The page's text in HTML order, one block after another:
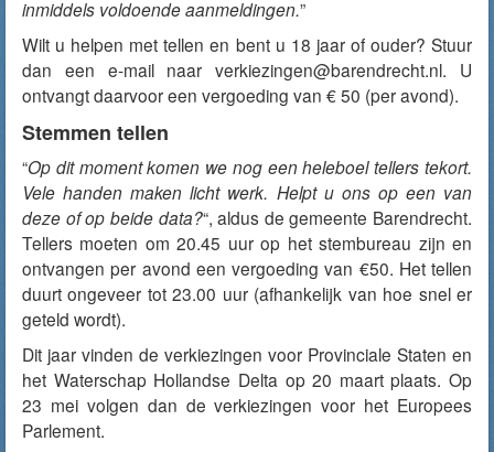
inmiddels voldoende aanmeldingen.”
Wilt u helpen met tellen en bent u 18 jaar of ouder? Stuur
dan een e-mail naar verkiezingen@barendrecht.nl. U
ontvangt daarvoor een vergoeding van € 50 (per avond).
Stemmen tellen
“Op dit moment komen we nog een heleboel tellers tekort.
Vele handen maken licht werk. Helpt u ons op een van
deze of op beide data?“, aldus de gemeente Barendrecht.
Tellers moeten om 20.45 uur op het stembureau zijn en
ontvangen per avond een vergoeding van €50. Het tellen
duurt ongeveer tot 23.00 uur (afhankelijk van hoe snel er
geteld wordt).
Dit jaar vinden de verkiezingen voor Provinciale Staten en
het Waterschap Hollandse Delta op 20 maart plaats. Op
23 mei volgen dan de verkiezingen voor het Europees
Parlement.